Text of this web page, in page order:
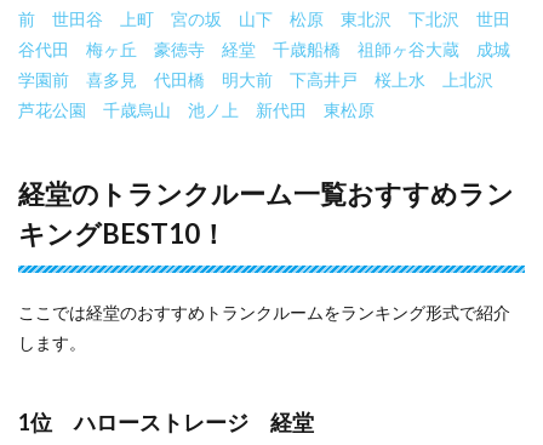
前
世田谷 上町 宮の坂 山下 松原 東北沢 下北沢
世田
谷代田
梅ヶ丘 豪徳寺 経堂 千歳船橋 祖師ヶ谷大蔵
成城
学園前
喜多見 代田橋 明大前 下高井戸 桜上水
上北沢
芦花公園
千歳烏山 池ノ上 新代田 東松原
経堂のトランクルーム一覧おすすめラン
キングBEST10！
ここでは経堂のおすすめトランクルームをランキング形式で紹介
します。
1位 ハローストレージ 経堂